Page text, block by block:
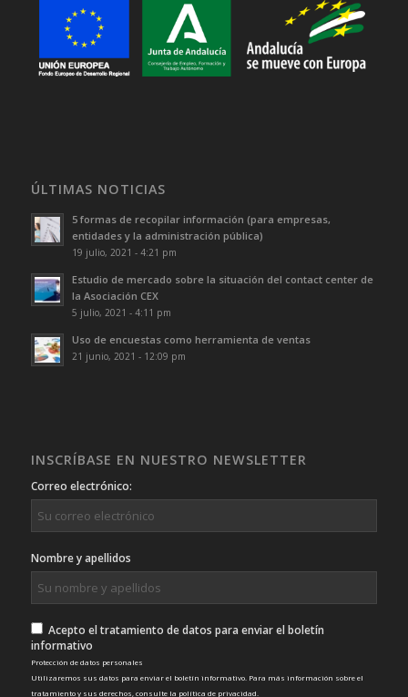
ÚLTIMAS NOTICIAS
5 formas de recopilar información (para empresas,
entidades y la administración pública)
19 julio, 2021 - 4:21 pm
Estudio de mercado sobre la situación del contact center de
la Asociación CEX
5 julio, 2021 - 4:11 pm
Uso de encuestas como herramienta de ventas
21 junio, 2021 - 12:09 pm
INSCRÍBASE EN NUESTRO NEWSLETTER
Correo electrónico:
Nombre y apellidos
Acepto el tratamiento de datos para enviar el boletín
informativo
Protección de datos personales
Utilizaremos sus datos para enviar el boletín informativo. Para más información sobre el
tratamiento y sus derechos, consulte la política de privacidad